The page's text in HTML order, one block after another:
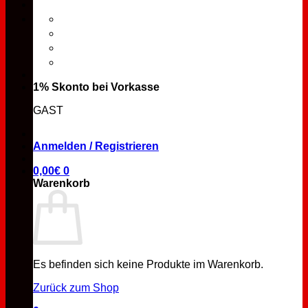
1% Skonto bei Vorkasse
GAST
Anmelden / Registrieren
0,00€ 0
Warenkorb
Es befinden sich keine Produkte im Warenkorb.
Zurück zum Shop